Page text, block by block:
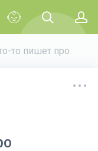
то пишет про